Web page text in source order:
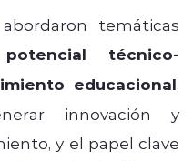
temáticas
potencial técnico-
educacional,
innovación y
y el papel clave